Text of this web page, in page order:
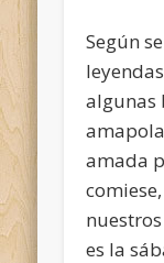
Según
algunas
amada
es la